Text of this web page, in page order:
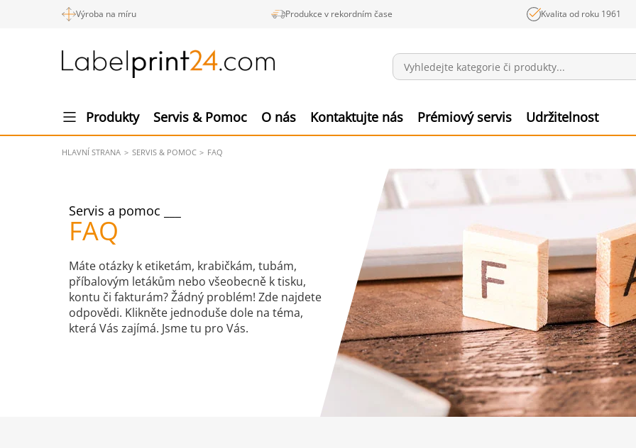
Výroba na míru Produkce v rekordním čase Kvalita od roku 1961
Produkty Servis & Pomoc O nás Kontaktujte nás Prémiový servis Udržitelnost
HLAVNÍ STRANA SERVIS & POMOC FAQ
Servis a pomoc
FAQ
Máte otázky k etiketám, krabičkám, tubám,
příbalovým letákům nebo všeobecně k tisku,
kontu či fakturám? Žádný problém! Zde najdete
odpovědi. Klikněte jednoduše dole na téma,
která Vás zajímá. Jsme tu pro Vás.